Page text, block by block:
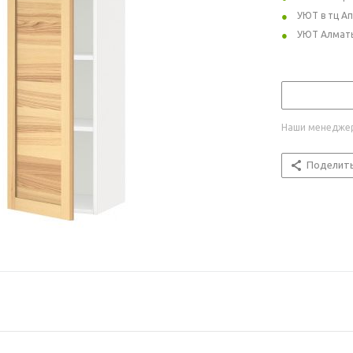
УЮТ в тц
УЮТ
Наши